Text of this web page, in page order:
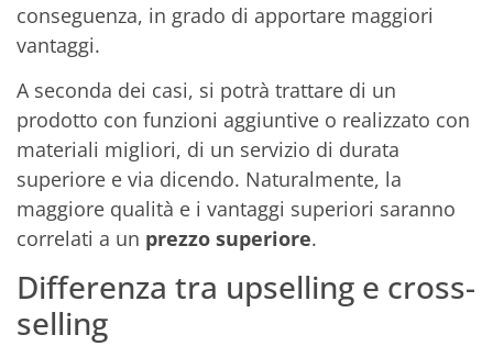
conseguenza, in grado di apportare maggiori
vantaggi.
A seconda dei casi, si potrà trattare di un
prodotto con funzioni aggiuntive o realizzato con
materiali migliori, di un servizio di durata
superiore e via dicendo. Naturalmente, la
maggiore qualità e i vantaggi superiori saranno
correlati a un prezzo superiore.
Differenza tra upselling e cross-
selling